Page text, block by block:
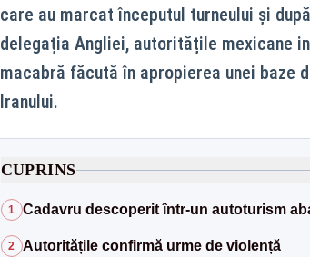
care au marcat începutul turneului și
delegația Angliei, autoritățile mexicane
macabră făcută în apropierea unei baze
Iranului.
CUPRINS
1 Cadavru descoperit într-un autoturism
2 Autoritățile confirmă urme de violență